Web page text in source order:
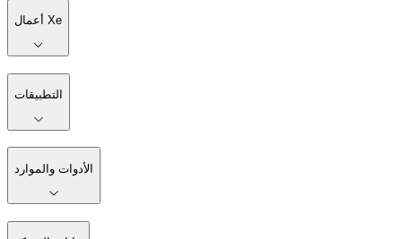
أعمال Xe
التطبيقات
الأدوات والموارد